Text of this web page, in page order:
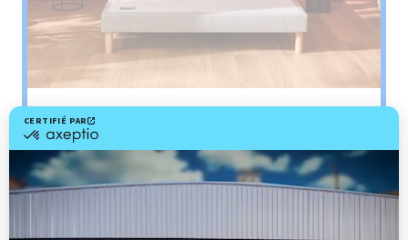
Sommier
PENCIL
Le plus : soutien morphologique
Grâce à ses 3 zones de confort, le sommier